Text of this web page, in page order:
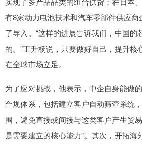
有8家动力电池技术和汽车零部件供应
了导入。“这样的进展告诉我们，中国的
的。”王升杨说，只要做好自己，提升核
在全球市场立足。
为了应对挑战，他表示，中企自身能做
合规体系，包括建立客户自动筛查系统
围，避免直接或间接与这类客户产生贸
是需要建立的核心能力”。其次，开拓海